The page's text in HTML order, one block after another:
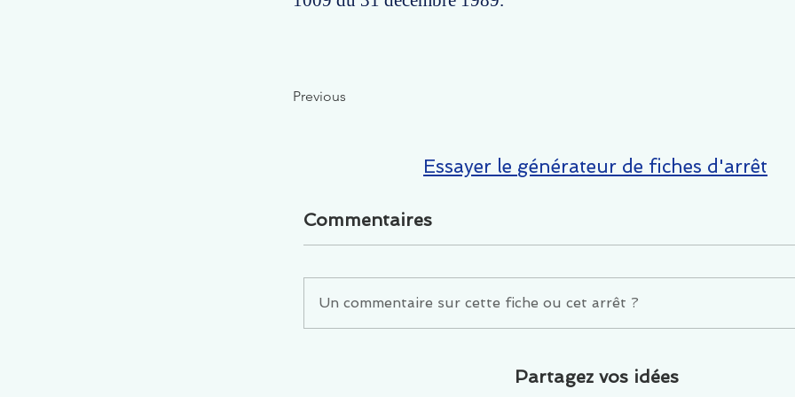
Previous
Essayer le générateur de fiches d'arrêt
Commentaires
Un commentaire sur cette fiche ou cet arrêt ?
Partagez vos idées